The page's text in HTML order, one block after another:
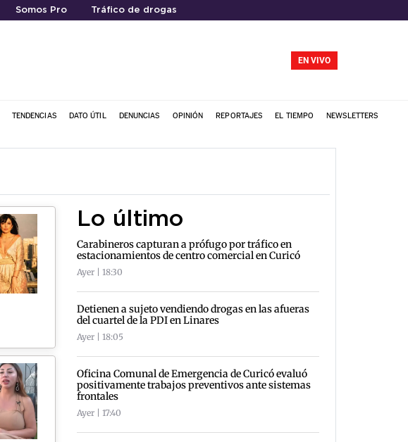
Somos Pro Tráfico de drogas
EN VIVO
TENDENCIAS DATO ÚTIL DENUNCIAS OPINIÓN REPORTAJES EL TIEMPO NEWSLETTERS
Lo último
Carabineros capturan a prófugo por tráfico en
estacionamientos de centro comercial en Curicó
Ayer | 18:30
Detienen a sujeto vendiendo drogas en las afueras
del cuartel de la PDI en Linares
Ayer | 18:05
Oficina Comunal de Emergencia de Curicó evaluó
positivamente trabajos preventivos ante sistemas
frontales
Ayer | 17:40